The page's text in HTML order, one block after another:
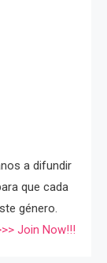
a difundir
que cada
género.
Join Now!!!